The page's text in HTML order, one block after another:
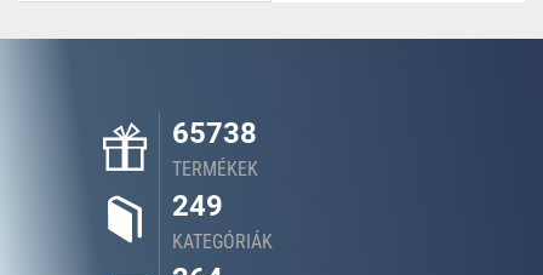
65738
TERMÉKEK
249
KATEGÓRIÁK